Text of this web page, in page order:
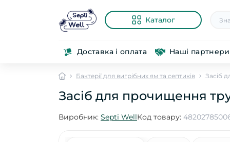
Каталог
Доставка і оплата Наші партнери
Бактерії для вигрібних ям та септиків Засіб
Засіб для прочищення
Виробник: Septi WellКод товару: